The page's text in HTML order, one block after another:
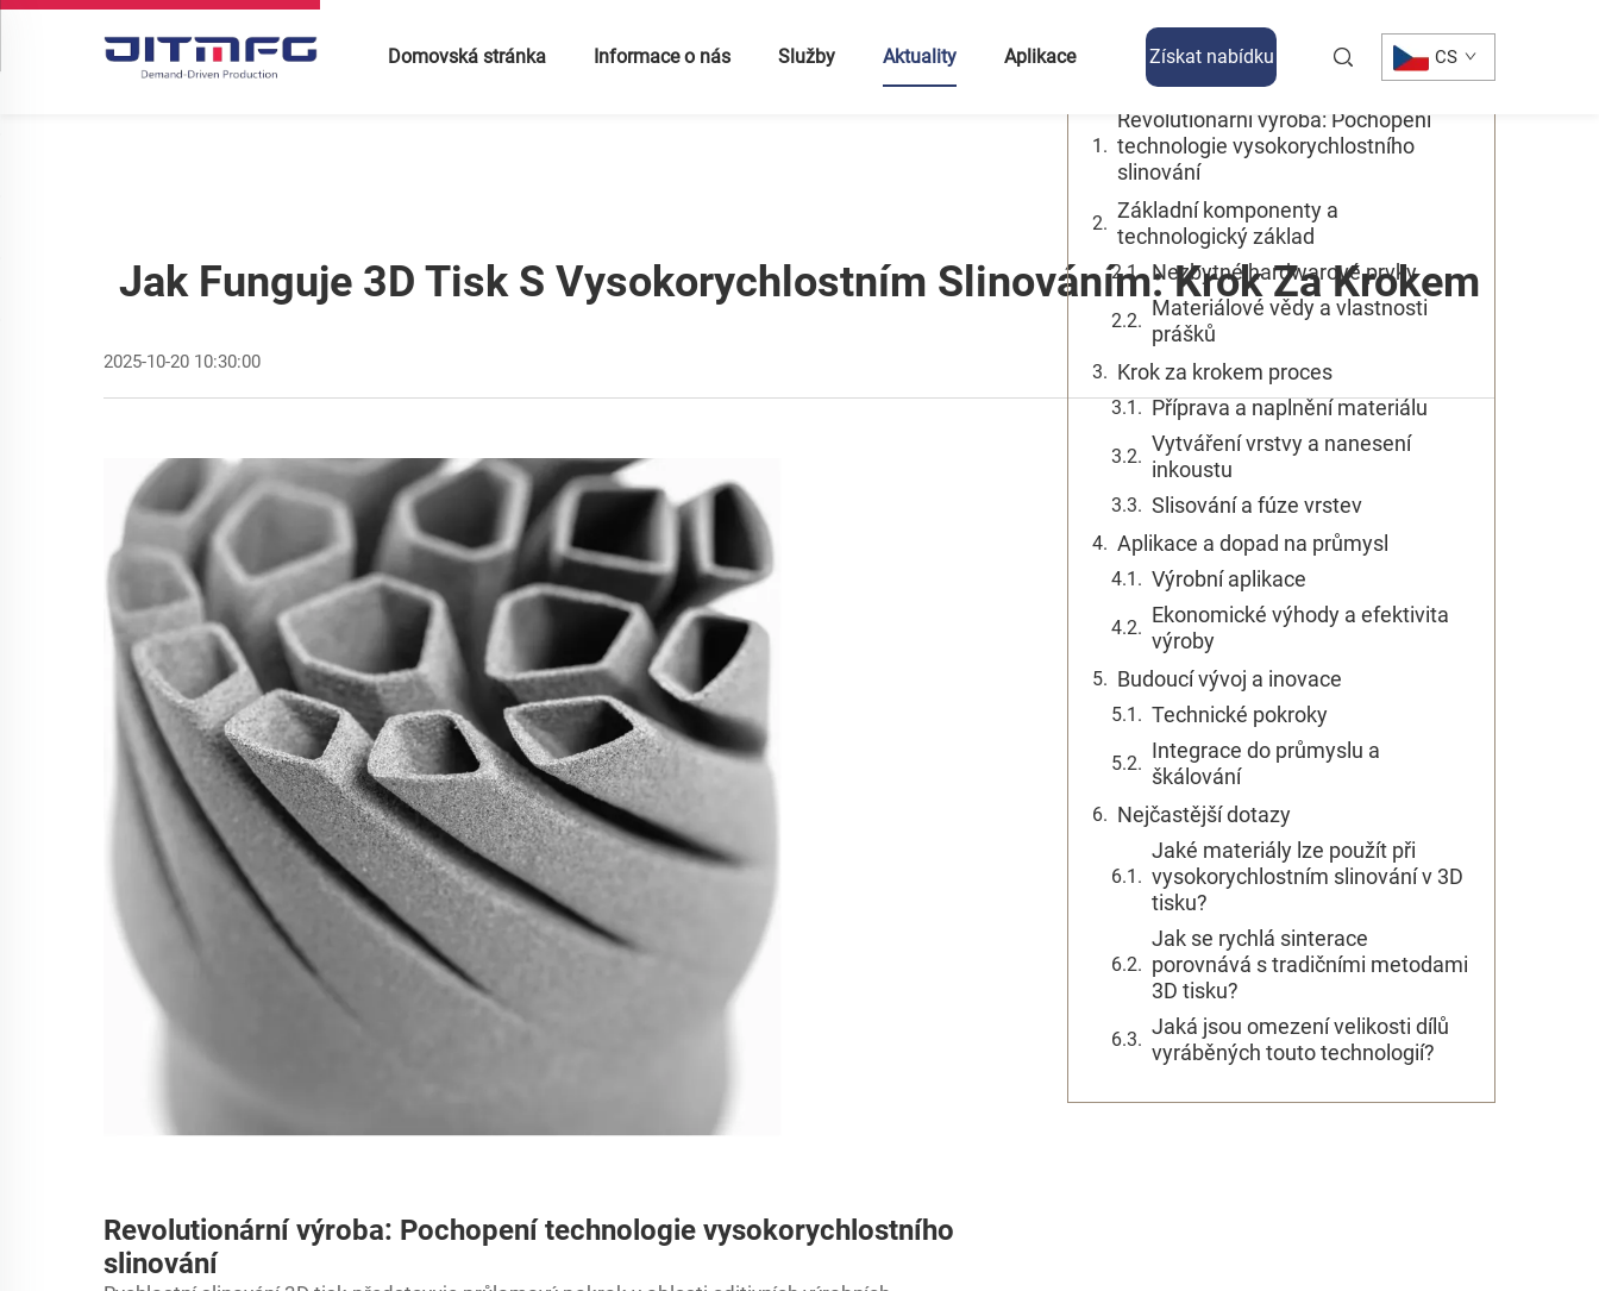
Domovská stránka Informace o nás Služby Aktuality Aplikace Získat nabídku CS
Jak Funguje 3D Tisk S Vysokorychlostním Slinováním: Krok Za Krokem
2025-10-20 10:30:00
Revolutionární výroba: Pochopení technologie vysokorychlostního
slinování
Obsah
Revolutionární výroba: Pochopení
technologie vysokorychlostního
slinování
Základní komponenty a
technologický základ
Nezbytné hardwarové prvky
Materiálové vědy a vlastnosti
prášků
Krok za krokem proces
Příprava a naplnění materiálu
Vytváření vrstvy a nanesení
inkoustu
Slisování a fúze vrstev
Aplikace a dopad na průmysl
Výrobní aplikace
Ekonomické výhody a efektivita
výroby
Budoucí vývoj a inovace
Technické pokroky
Integrace do průmyslu a
škálování
Nejčastější dotazy
Jaké materiály lze použít při
vysokorychlostním slinování v 3D
tisku?
Jak se rychlá sinterace
porovnává s tradičními metodami
3D tisku?
Jaká jsou omezení velikosti dílů
vyráběných touto technologií?